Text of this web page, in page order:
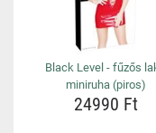
Black Level - fűzős
miniruha (piros)
24990 Ft